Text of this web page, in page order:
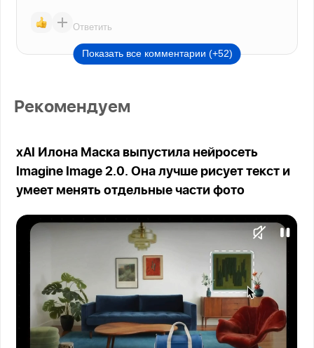
Ответить
Показать все комментарии (+52)
Рекомендуем
xAI Илона Маска выпустила нейросеть
Imagine Image 2.0. Она лучше рисует текст и
умеет менять отдельные части фото